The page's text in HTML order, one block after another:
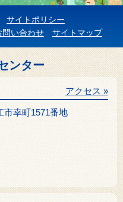
サイトポリシー
問い合わせ サイトマップ
ンター
市幸町1571番地
アクセス »